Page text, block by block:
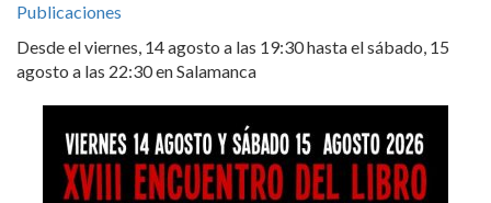
Publicaciones
Desde el viernes, 14 agosto a las 19:30 hasta el sábado, 15
agosto a las 22:30 en Salamanca